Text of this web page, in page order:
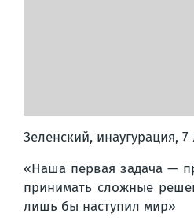
Зеленский, инаугурация, 7
«Наша первая задача —
принимать сложные
лишь бы наступил мир»